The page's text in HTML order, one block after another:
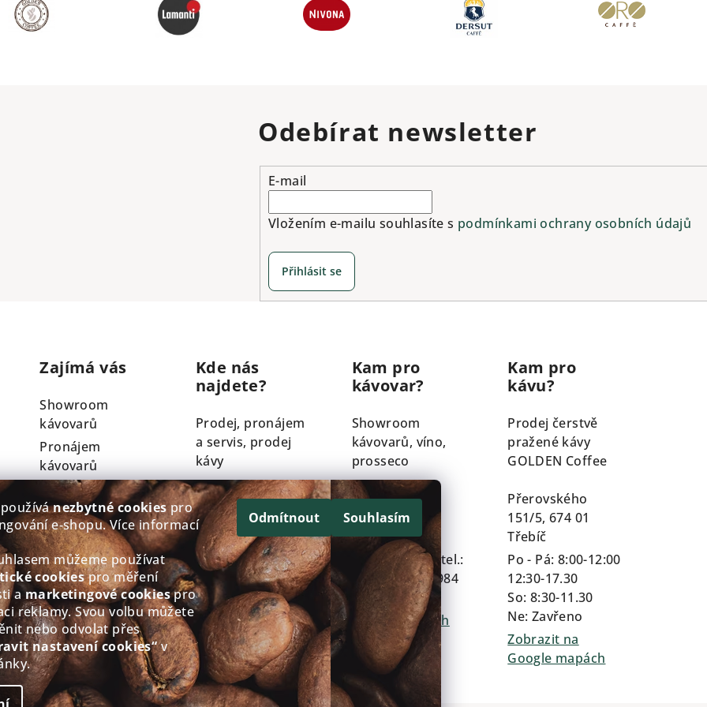
nezbytné cookiespro
e‑shopu. Více informací
můžeme používat
cookiespro měření
amarketingové cookiespro
reklamy. Svou volbu můžete
nebo odvolat přes
nastavení cookies“v
Odmítnout Souhlasím
Odebírat newsletter
E-mail
Vložením e-mailu souhlasíte s podmínkami ochrany osobních údajů
Přihlásit se
Zajímá vás
Showroom
kávovarů
Pronájem
kávovarů
Servis kávovarů
Technologie
Nivona
Velkoobchod
Věrnostní
program
Kde nás
najdete?
Prodej, pronájem
a servis, prodej
kávy
Křížkovského
793/61, Třebíč
Po - Čt: 8:00-12.00
13.00-17.00
Pá: 8:00-12.00
13.00-16.00
So - Ne: Zavřeno
Zobrazit na
Google mapách
Kam pro
kávovar?
Showroom
kávovarů, víno,
prosseco
Průmyslová
159/1A, 674 01
Třebíč
Dle domlouvy tel.:
+420 602 254 984
Zobrazit na
Google mapách
Kam pro
kávu?
Prodej čerstvě
pražené kávy
GOLDEN Coffee
Přerovského
151/5, 674 01
Třebíč
Po - Pá: 8:00-12:00
12:30-17.30
So: 8:30-11.30
Ne: Zavřeno
Zobrazit na
Google mapách